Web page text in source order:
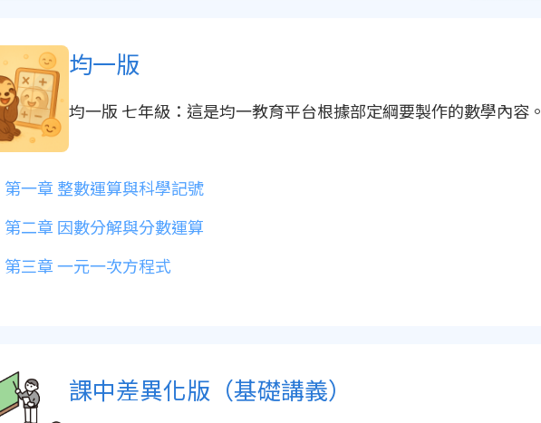
均一版
均一版 七年級：這是均一教育平台根據部定綱要製作的數學內容。
第一章 整數運算與科學記號
第二章 因數分解與分數運算
第三章 一元一次方程式
課中差異化版（基礎講義）